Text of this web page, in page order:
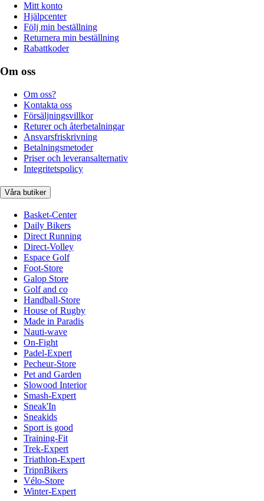
Mitt konto
Hjälpcenter
Följ min beställning
Returnera min beställning
Rabattkoder
Om oss
Om oss?
Kontakta oss
Försäljningsvillkor
Returer och återbetalningar
Ansvarsfriskrivning
Betalningsmetoder
Priser och leveransalternativ
Integritetspolicy
Våra butiker
Basket-Center
Daily Bikers
Direct Running
Direct-Volley
Espace Golf
Foot-Store
Galop Store
Golf and co
Handball-Store
House of Rugby
Made in Paradis
Nauti-wave
On-Fight
Padel-Expert
Pecheur-Store
Pet and Garden
Slowood Interior
Smash-Expert
Sneak'In
Sneakids
Sport is good
Training-Fit
Trek-Expert
Triathlon-Expert
TripnBikers
Vélo-Store
Winter-Expert